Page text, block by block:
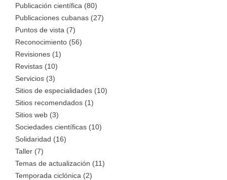
Publicación científica (80)
Publicaciones cubanas (27)
Puntos de vista (7)
Reconocimiento (56)
Revisiones (1)
Revistas (10)
Servicios (3)
Sitios de especialidades (10)
Sitios recomendados (1)
Sitios web (3)
Sociedades científicas (10)
Solidaridad (16)
Taller (7)
Temas de actualización (11)
Temporada ciclónica (2)